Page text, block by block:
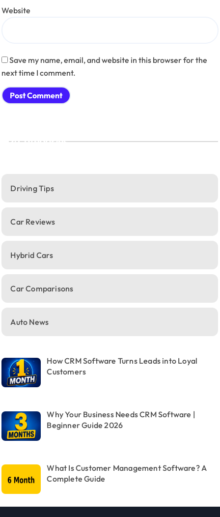
Website
Save my name, email, and website in this browser for the
next time I comment.
Categories
Driving Tips
Car Reviews
Hybrid Cars
Car Comparisons
Auto News
How CRM Software Turns Leads into Loyal
Customers
Why Your Business Needs CRM Software |
Beginner Guide 2026
What Is Customer Management Software? A
Complete Guide